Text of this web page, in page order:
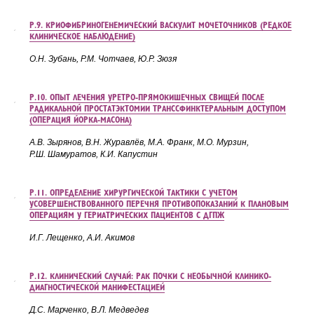
Р.9. КРИОФИБРИНОГЕНЕМИЧЕСКИЙ ВАСКУЛИТ МОЧЕТОЧНИКОВ (РЕДКОЕ
КЛИНИЧЕСКОЕ НАБЛЮДЕНИЕ)
О.Н. Зубань, Р.М. Чотчаев, Ю.Р. Зюзя
Р.10. ОПЫТ ЛЕЧЕНИЯ УРЕТРО-ПРЯМОКИШЕЧНЫХ СВИЩЕЙ ПОСЛЕ
РАДИКАЛЬНОЙ ПРОСТАТЭКТОМИИ ТРАНССФИНКТЕРАЛЬНЫМ ДОСТУПОМ
(ОПЕРАЦИЯ ЙОРКА-МАСОНА)
А.В. Зырянов, В.Н. Журавлёв, М.А. Франк, М.О. Мурзин,
Р.Ш. Шамуратов, К.И. Капустин
Р.11. ОПРЕДЕЛЕНИЕ ХИРУРГИЧЕСКОЙ ТАКТИКИ С УЧЕТОМ
УСОВЕРШЕНСТВОВАННОГО ПЕРЕЧНЯ ПРОТИВОПОКАЗАНИЙ К ПЛАНОВЫМ
ОПЕРАЦИЯМ У ГЕРИАТРИЧЕСКИХ ПАЦИЕНТОВ С ДГПЖ
И.Г. Лещенко, А.И. Акимов
Р.12. КЛИНИЧЕСКИЙ СЛУЧАЙ: РАК ПОЧКИ С НЕОБЫЧНОЙ КЛИНИКО-
ДИАГНОСТИЧЕСКОЙ МАНИФЕСТАЦИЕЙ
Д.С. Марченко, В.Л. Медведев